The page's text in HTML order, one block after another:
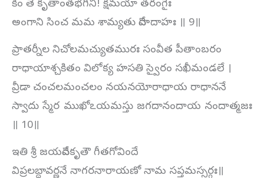
కిం తే కృతాంతభగిని! క్షమయా తరంగైః
అంగాని సించ మమ శామ్యతు దేహదాహః ॥ 9॥
ప్రాతర్నీల నిచోలమచ్యుతమురః సంవీత పీతాంబరం
రాధాయాశ్చకితం విలోక్య హసతి స్వైరం సఖీమండలే ।
వ్రీడా చంచలమంచలం నయనయోరాధాయ రాధాననే
స్వాదు స్మేర ముఖోఽయమస్తు జగదానందాయ నందాత్మజః
॥ 10॥
ఇతి శ్రీ జయదేవకృతౌ గీతగోవిందే
విప్రలబ్ధావర్ణనే నాగరనారాయణో నామ సప్తమస్సర్గః॥